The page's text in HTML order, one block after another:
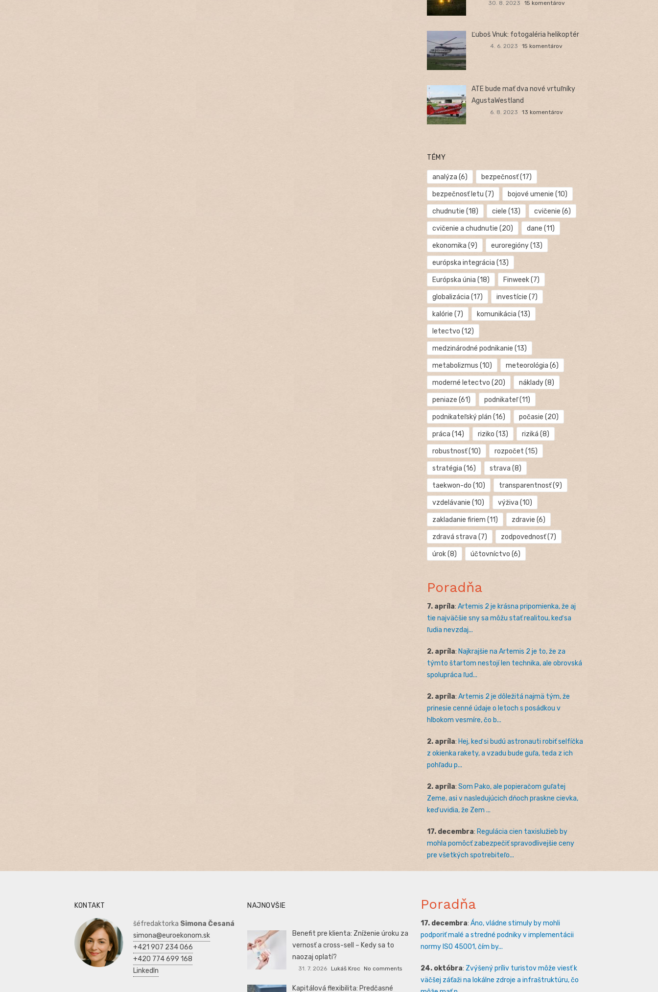
30. 8. 2023 15 komentárov
Ľuboš Vnuk: fotogaléria helikoptér
4. 6. 2023 15 komentárov
ATE bude mať dva nové vrtuľníky
AgustaWestland
6. 8. 2023 13 komentárov
TÉMY
analýza (6) bezpečnosť(17)
bezpečnosť letu (7) bojové umenie (10)
chudnutie (18) ciele (13) cvičenie (6)
cvičenie a chudnutie (20) dane (11)
ekonomika (9) euroregióny(13)
európska integrácia (13)
Európska únia (18) Finweek(7)
globalizácia (17) investície (7)
kalórie (7) komunikácia (13)
letectvo (12)
medzinárodné podnikanie (13)
metabolizmus (10) meteorológia (6)
moderné letectvo (20) náklady(8)
peniaze (61) podnikateľ(11)
podnikateľský plán (16) počasie (20)
práca (14) riziko (13) riziká (8)
robustnosť(10) rozpočet (15)
stratégia (16) strava (8)
taekwon-do (10) transparentnosť(9)
vzdelávanie (10) výživa (10)
zakladanie firiem (11) zdravie (6)
zdravá strava (7) zodpovednosť(7)
úrok(8) účtovníctvo (6)
Poradňa
7. apríla: Artemis 2 je krásna pripomienka, že aj
tie najväčšie sny sa môžu stať realitou, keď sa
ľudia nevzdaj...
2. apríla: Najkrajšie na Artemis 2 je to, že za
týmto štartom nestojí len technika, ale obrovská
spolupráca ľud...
2. apríla: Artemis 2 je dôležitá najmä tým, že
prinesie cenné údaje o letoch s posádkou v
hlbokom vesmíre, čo b...
2. apríla: Hej, keď si budú astronauti robiť selfíčka
z okienka rakety, a vzadu bude guľa, teda z ich
pohľadu p...
2. apríla: Som Pako, ale popieračom guľatej
Zeme, asi v nasledujúcich dňoch praskne cievka,
keď uvidia, že Zem ...
17. decembra: Regulácia cien taxislužieb by
mohla pomôcť zabezpečiť spravodlivejšie ceny
pre všetkých spotrebiteľo...
KONTAKT
šéfredaktorka Simona Česaná
simona@euroekonom.sk
+421 907 234 066
+420 774 699 168
LinkedIn
NAJNOVŠIE
Benefit pre klienta: Zníženie úroku za
vernosť a cross-sell – Kedy sa to
naozaj oplatí?
31. 7. 2026 Lukáš Kroc No comments
Kapitálová flexibilita: Predčasné
Poradňa
17. decembra: Áno, vládne stimuly by mohli
podporiť malé a stredné podniky v implementácii
normy ISO 45001, čím by...
24. októbra: Zvýšený príliv turistov môže viesť k
väčšej záťaži na lokálne zdroje a infraštruktúru, čo